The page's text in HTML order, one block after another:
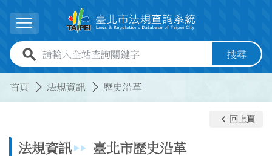
展開選單
全站查詢關鍵字欄位 搜尋
首頁 法規資訊 歷史沿革
法規資訊 臺北市歷史沿革
keyboard_arrow_left 回上頁